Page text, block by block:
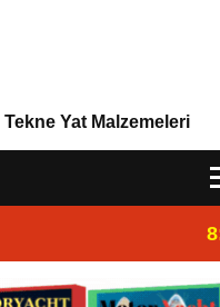
Tekne Yat Malzemeleri